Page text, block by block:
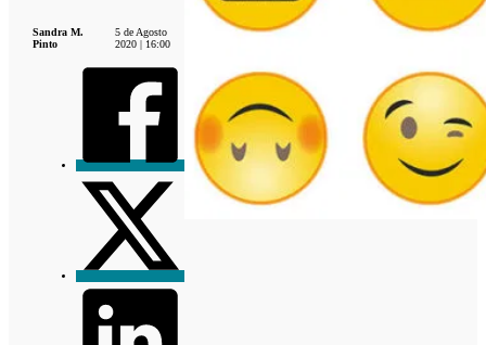
Sandra M.
Pinto
5 de Agosto
2020 | 16:00